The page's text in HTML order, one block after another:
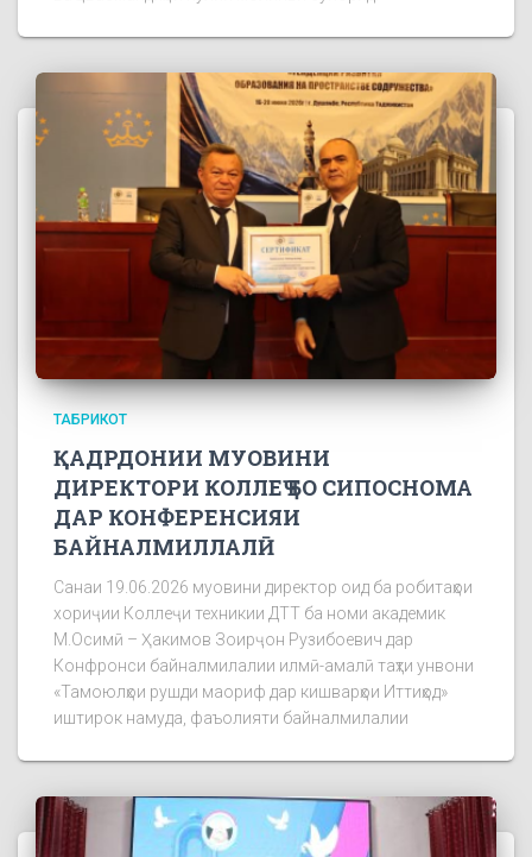
ТАБРИКОТ
ҚАДРДОНИИ МУОВИНИ
ДИРЕКТОРИ КОЛЛЕҶ БО СИПОСНОМА
ДАР КОНФЕРЕНСИЯИ
БАЙНАЛМИЛЛАЛӢ
Санаи 19.06.2026 муовини директор оид ба робитаҳои
хориҷии Коллеҷи техникии ДТТ ба номи академик
М.Осимӣ – Ҳакимов Зоирҷон Рузибоевич дар
Конфронси байналмилалии илмӣ-амалӣ таҳти унвони
«Тамоюлҳои рушди маориф дар кишварҳои Иттиҳод»
иштирок намуда, фаъолияти байналмилалии